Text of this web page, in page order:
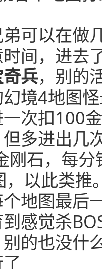
可以在做
间，进去
兵，别的
境4地图
次扣100
多进出几
刚石，每
以此类推
地图最后
感觉杀
的也没什